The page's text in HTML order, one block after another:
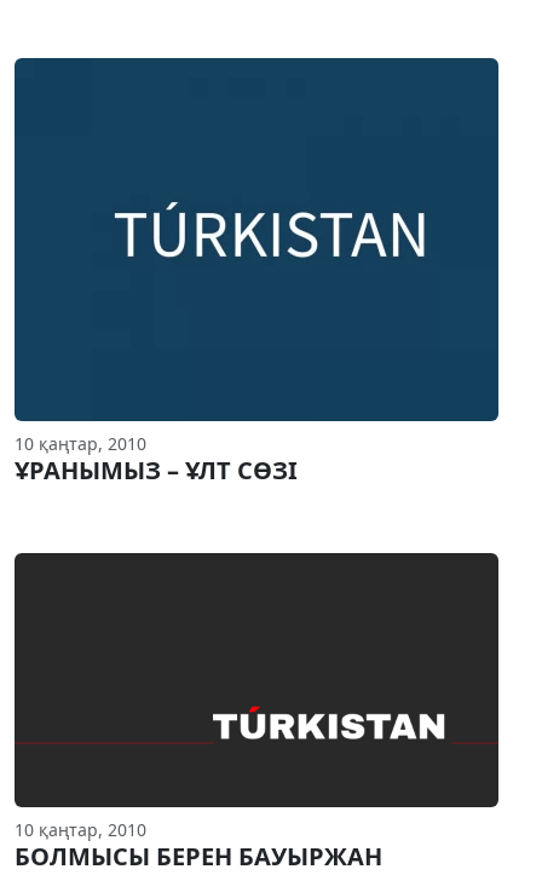
10 қаңтар, 2010
ҰРАНЫМЫЗ – ҰЛТ СӨЗI
10 қаңтар, 2010
БОЛМЫСЫ БЕРЕН БАУЫРЖАН